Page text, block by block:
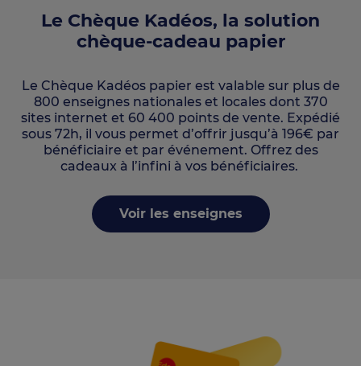
Le Chèque Kadéos, la solution
chèque-cadeau papier
Le Chèque Kadéos papier est valable sur plus de
800 enseignes nationales et locales dont 370
sites internet et 60 400 points de vente. Expédié
sous 72h, il vous permet d’offrir jusqu’à 196€ par
bénéficiaire et par événement. Offrez des
cadeaux à l’infini à vos bénéficiaires.
Voir les enseignes